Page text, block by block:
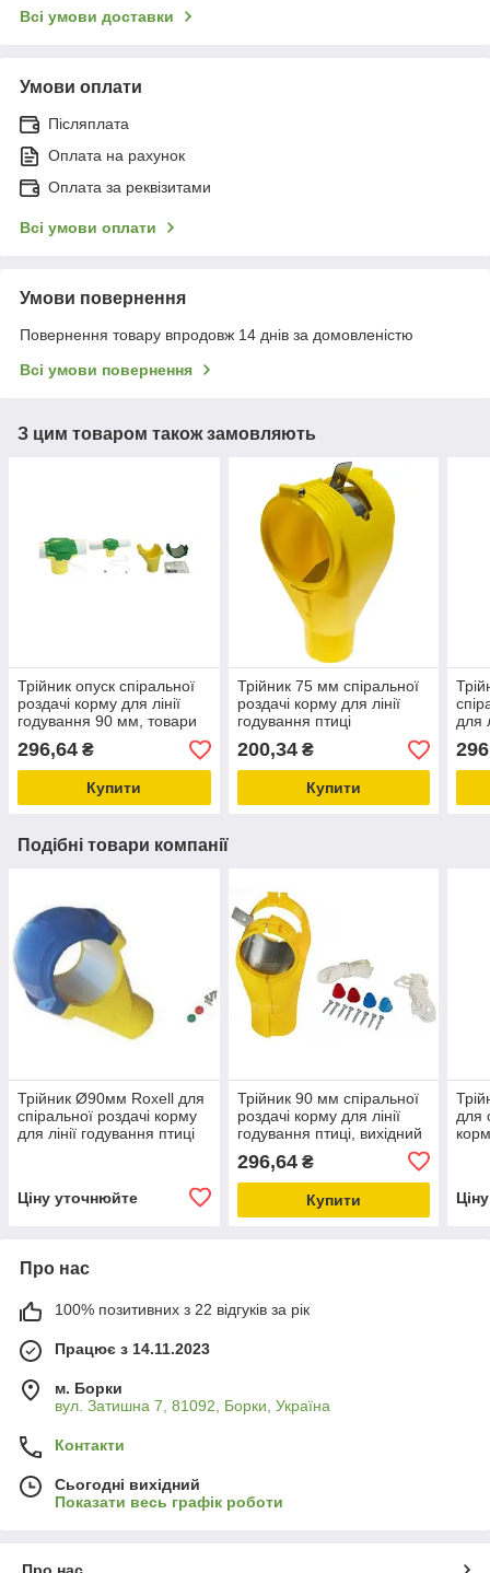
Всі умови доставки
Умови оплати
Післяплата
Оплата на рахунок
Оплата за реквізитами
Всі умови оплати
Умови повернення
Повернення товару впродовж 14 днів за домовленістю
Всі умови повернення
З цим товаром також замовляють
Трійник опуск спіральної
роздачі корму для лінії
годування 90 мм, товари
для фермерів
296,64 ₴
Купити
Трійник 75 мм спіральної
роздачі корму для лінії
годування птиці
200,34₴
Купити
для
Подібні товари компанії
Трійник Ø90мм Roxell для
спіральної роздачі корму
для лінії годування птиці
Ціну уточнюйте
Трійник 90 мм спіральної
роздачі корму для лінії
годування птиці, вихідний
фермерів
296,64₴
Купити
для
Про нас
100% позитивних з 22 відгуків за рік
Працює з 14.11.2023
м. Борки
вул. Затишна 7, 81092, Борки, Україна
Контакти
Сьогодні вихідний
Показати весь графік роботи